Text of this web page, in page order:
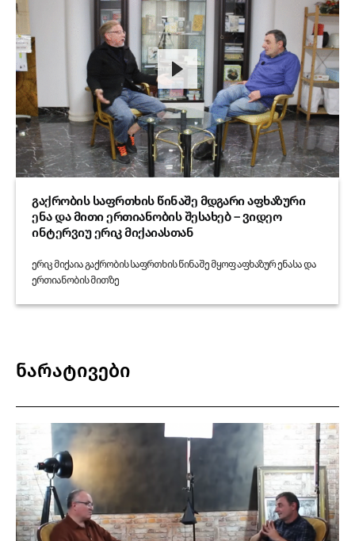
გაქრობის საფრთხის წინაშე მდგარი აფხაზური
ენა და მითი ერთიანობის შესახებ – ვიდეო
ინტერვიუ ერიკ მიქაიასთან
ერიკ მიქაია გაქრობის საფრთხის წინაშე მყოფ აფხაზურ ენასა და
ერთიანობის მითზე
ნარატივები